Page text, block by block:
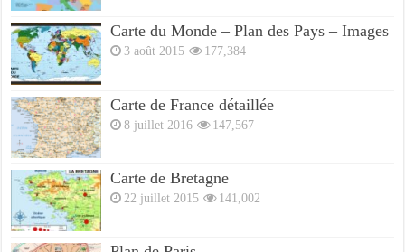
Carte du Monde – Plan des Pays – Images
3 août 2015 177,384
Carte de France détaillée
8 juillet 2016 147,567
Carte de Bretagne
22 juillet 2015 141,002